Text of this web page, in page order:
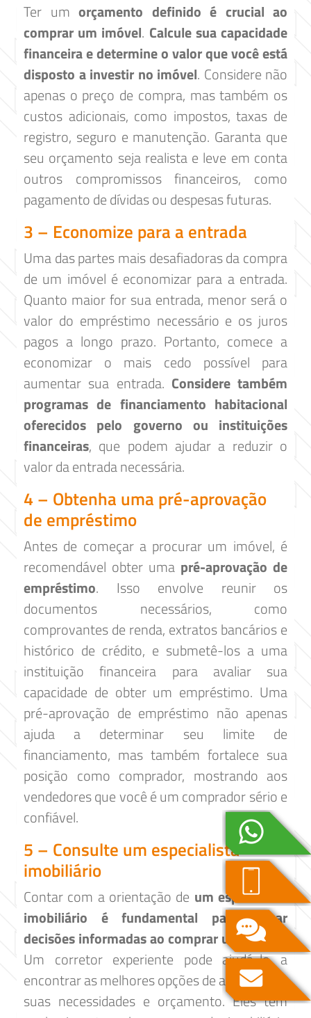
Ter um orçamento definido é crucial ao
comprar um imóvel. Calcule sua capacidade
financeira e determine o valor que você está
disposto a investir no imóvel. Considere não
apenas o preço de compra, mas também os
custos adicionais, como impostos, taxas de
registro, seguro e manutenção. Garanta que
seu orçamento seja realista e leve em conta
outros compromissos financeiros, como
pagamento de dívidas ou despesas futuras.
3 – Economize para a entrada
Uma das partes mais desafiadoras da compra
de um imóvel é economizar para a entrada.
Quanto maior for sua entrada, menor será o
valor do empréstimo necessário e os juros
pagos a longo prazo. Portanto, comece a
economizar o mais cedo possível para
aumentar sua entrada. Considere também
programas de financiamento habitacional
oferecidos pelo governo ou instituições
financeiras, que podem ajudar a reduzir o
valor da entrada necessária.
4 – Obtenha uma pré-aprovação
de empréstimo
Antes de começar a procurar um imóvel, é
recomendável obter uma pré-aprovação de
empréstimo. Isso envolve reunir os
documentos necessários, como
comprovantes de renda, extratos bancários e
histórico de crédito, e submetê-los a uma
instituição financeira para avaliar sua
capacidade de obter um empréstimo. Uma
pré-aprovação de empréstimo não apenas
ajuda a determinar seu limite de
financiamento, mas também fortalece sua
posição como comprador, mostrando aos
vendedores que você é um comprador sério e
confiável.
5 – Consulte um especialista
imobiliário
Contar com a orientação de um especialista
imobiliário é fundamental para tomar
decisões informadas ao comprar um imóvel
Um corretor experiente pode ajudá-lo a
encontrar as melhores opções de acordo com
suas necessidades e orçamento. Eles têm